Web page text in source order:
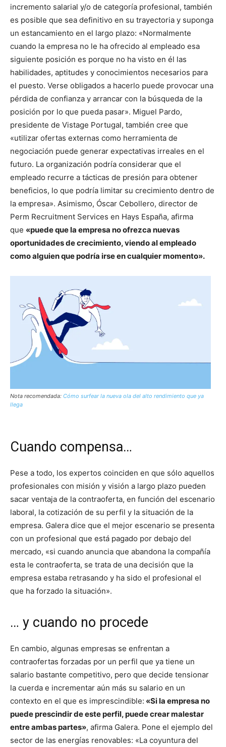
incremento salarial y/o de categoría profesional, también
es posible que sea definitivo en su trayectoria y suponga
un estancamiento en el largo plazo: «Normalmente
cuando la empresa no le ha ofrecido al empleado esa
siguiente posición es porque no ha visto en él las
habilidades, aptitudes y conocimientos necesarios para
el puesto. Verse obligados a hacerlo puede provocar una
pérdida de confianza y arrancar con la búsqueda de la
posición por lo que pueda pasar». Miguel Pardo,
presidente de Vistage Portugal, también cree que
«utilizar ofertas externas como herramienta de
negociación puede generar expectativas irreales en el
futuro. La organización podría considerar que el
empleado recurre a tácticas de presión para obtener
beneficios, lo que podría limitar su crecimiento dentro de
la empresa». Asimismo, Óscar Cebollero, director de
Perm Recruitment Services en Hays España, afirma
que «puede que la empresa no ofrezca nuevas
oportunidades de crecimiento, viendo al empleado
como alguien que podría irse en cualquier momento».
Nota recomendada: Cómo surfear la nueva ola del alto rendimiento que ya
llega
Cuando compensa…
Pese a todo, los expertos coinciden en que sólo aquellos
profesionales con misión y visión a largo plazo pueden
sacar ventaja de la contraoferta, en función del escenario
laboral, la cotización de su perfil y la situación de la
empresa. Galera dice que el mejor escenario se presenta
con un profesional que está pagado por debajo del
mercado, «si cuando anuncia que abandona la compañía
esta le contraoferta, se trata de una decisión que la
empresa estaba retrasando y ha sido el profesional el
que ha forzado la situación».
… y cuando no procede
En cambio, algunas empresas se enfrentan a
contraofertas forzadas por un perfil que ya tiene un
salario bastante competitivo, pero que decide tensionar
la cuerda e incrementar aún más su salario en un
contexto en el que es imprescindible: «Si la empresa no
puede prescindir de este perfil, puede crear malestar
entre ambas partes», afirma Galera. Pone el ejemplo del
sector de las energías renovables: «La coyuntura del